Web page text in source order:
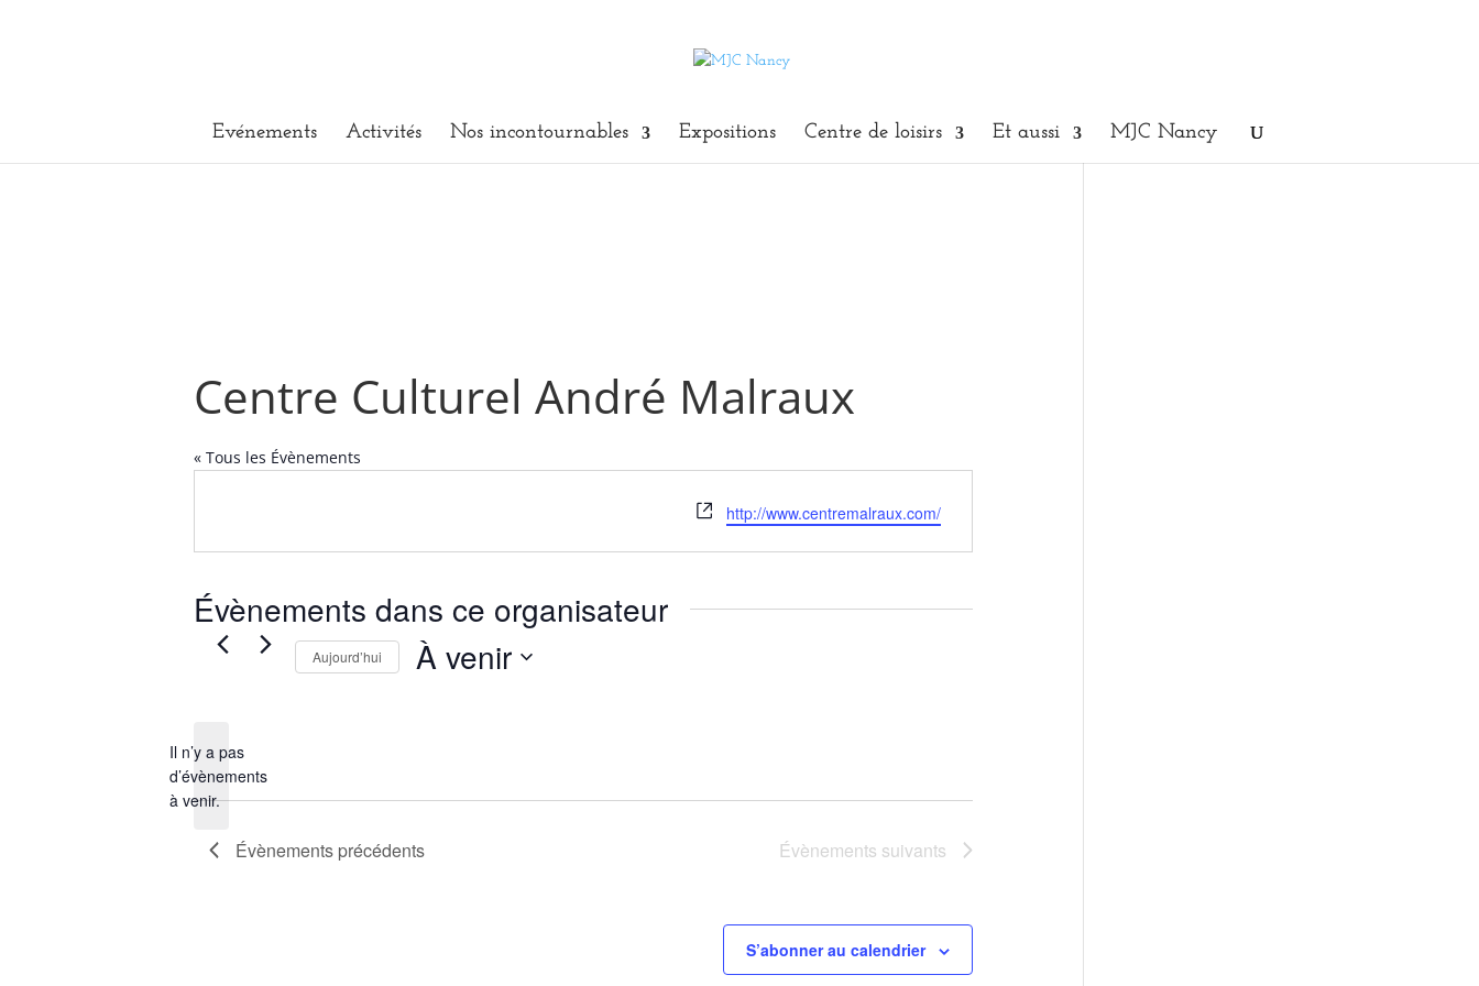
Evénements Activités Nos incontournables Expositions Centre de loisirs Et aussi MJC Nancy
Centre Culturel André Malraux
« Tous les Évènements
Site
web
http://www.centremalraux.com/
Évènements dans ce organisateur
Notice
Il n’y a pas
d’évènements
à venir.
Aujourd’hui À venir
Évènements précédents Évènements suivants
S’abonner au calendrier